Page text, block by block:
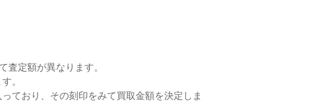
査定額が異なります。
。
ており、その刻印をみて買取金額を決定しま